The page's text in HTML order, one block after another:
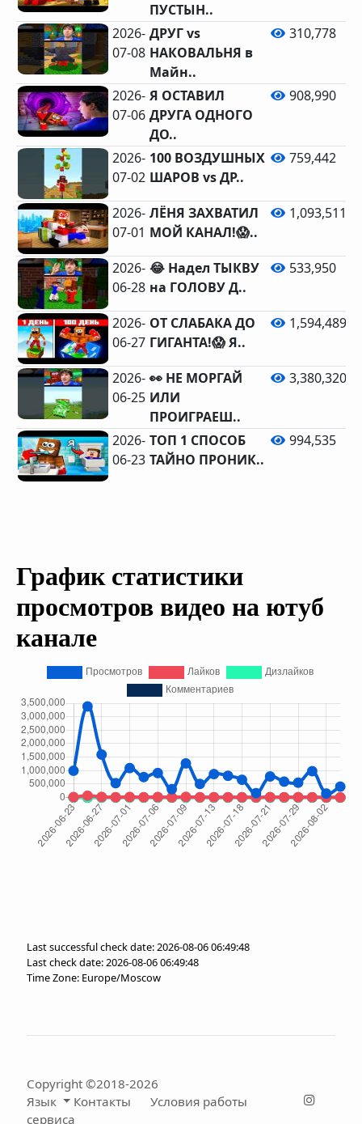
ПУСТЫН..
2026-
07-08
ДРУГ vs
НАКОВАЛЬНЯ в
Майн..
310,778
2026-
07-06
Я ОСТАВИЛ
ДРУГА ОДНОГО
ДО..
908,990
2026-
07-02
100 ВОЗДУШНЫХ
ШАРОВ vs ДР..
759,442
2026-
07-01
ЛЁНЯ ЗАХВАТИЛ
МОЙ КАНАЛ!😱..
1,093,511
2026-
06-28
😂 Надел ТЫКВУ
на ГОЛОВУ Д..
533,950
2026-
06-27
ОТ СЛАБАКА ДО
ГИГАНТА!😱 Я..
1,594,489
2026-
06-25
👀 НЕ МОРГАЙ
ИЛИ
ПРОИГРАЕШ..
3,380,320
2026-
06-23
ТОП 1 СПОСОБ
ТАЙНО ПРОНИК..
994,535
График статистики
просмотров видео на ютуб
канале
Last successful check date: 2026-08-06 06:49:48
Last check date: 2026-08-06 06:49:48
Time Zone: Europe/Moscow
Copyright ©2018-2026
Язык
Контакты
Условия работы
сервиса